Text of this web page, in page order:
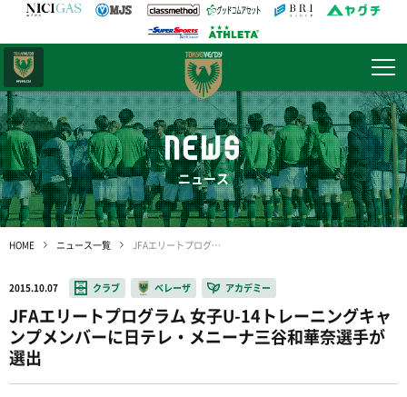
NEWS
ニュース
HOME ニュース一覧 JFAエリートプログラム 女子U-14トレーニングキャンプメンバーに日テレ・メニーナ三谷和華奈選手が選出
2015.10.07 クラブ ベレーザ アカデミー
JFAエリートプログラム 女子U-14トレーニングキャ
ンプメンバーに日テレ・メニーナ三谷和華奈選手が
選出